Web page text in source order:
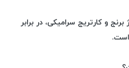
برنج و کارتریج سرامیکی، در برابر
است.